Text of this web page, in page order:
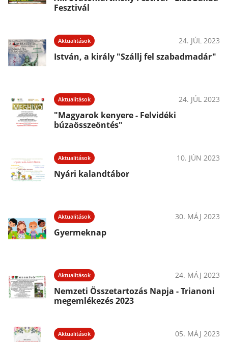
Fesztivál
Aktualitások 24. JÚL 2023
István, a király "Szállj fel szabadmadár"
Aktualitások 24. JÚL 2023
"Magyarok kenyere - Felvidéki
búzaösszeöntés"
Aktualitások 10. JÚN 2023
Nyári kalandtábor
Aktualitások 30. MÁJ 2023
Gyermeknap
Aktualitások 24. MÁJ 2023
Nemzeti Összetartozás Napja - Trianoni
megemlékezés 2023
Aktualitások 05. MÁJ 2023